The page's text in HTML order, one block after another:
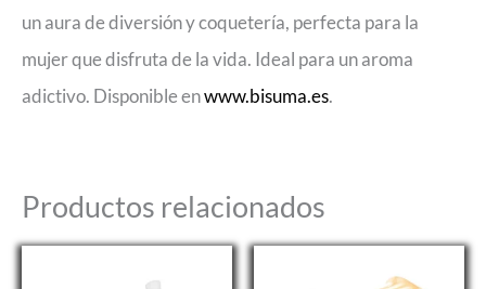
un aura de diversión y coquetería, perfecta para la
mujer que disfruta de la vida. Ideal para un aroma
adictivo. Disponible enwww.bisuma.es.
Productos relacionados